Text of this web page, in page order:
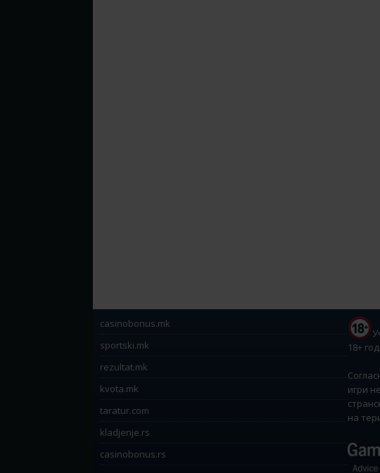
casinobonus.mk
sportski.mk
rezultat.mk
kvota.mk
taratur.com
kladjenje.rs
casinobonus.rs
18+
игри
на